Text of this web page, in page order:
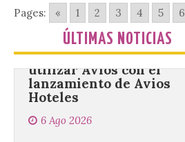
Pages: « 1 2 3 4 5 6
ÚLTIMAS NOTICIAS
Iberia Club amplía las
posibilidades de ganar y
utilizar Avios con el
lanzamiento de Avios
Hoteles
6 Ago 2026